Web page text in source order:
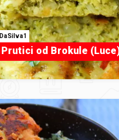
DaSilva1
Prutici od Brokule